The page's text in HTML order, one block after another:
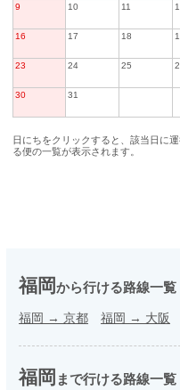
9 10 11
16 17 18
23 24 25
30 31
日にちをクリックすると、該当日に
る便の一覧が表示されます。
福岡から行ける路線一覧
福岡 → 京都 福岡 → 大阪
福岡 まで行ける路線一覧